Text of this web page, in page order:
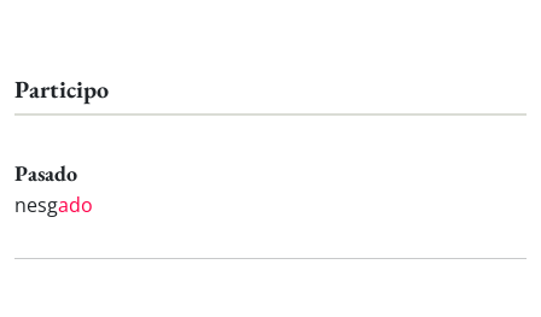
Participo
Pasado
nesgado